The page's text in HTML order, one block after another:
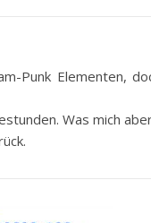
Punk Elementen,
Was mich